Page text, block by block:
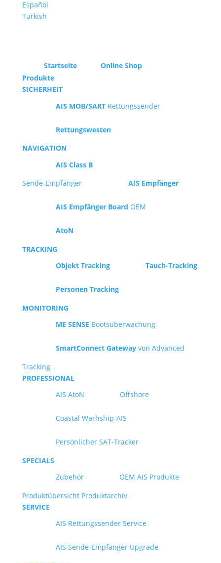
Español
Turkish
Startseite
Online Shop
Produkte
SICHERHEIT
AIS MOB/SARTRettungssender
Rettungswesten
NAVIGATION
AIS Class B
Sende-Empfänger
AIS Empfänger
AIS Empfänger Board OEM
AtoN
TRACKING
Objekt Tracking
Tauch-Tracking
Personen Tracking
MONITORING
ME SENSE Bootsüberwachung
SmartConnect Gatewayvon Advanced
Tracking
PROFESSIONAL
AIS AtoN
Offshore
Coastal Warhship-AIS
Persönlicher SAT-Tracker
SPECIALS
Zubehör
OEM AIS Produkte
Produktübersicht Produktarchiv
SERVICE
AIS Rettungssender Service
AIS Sende-Empfänger Upgrade